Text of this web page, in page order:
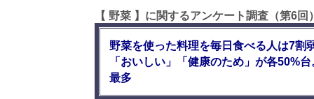
【 野菜 】に関するアンケート調査（第6回
野菜を使った料理を毎日食べる人は7割
「おいしい」「健康のため」が各50%
最多